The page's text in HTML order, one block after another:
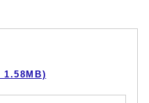
1.58MB)